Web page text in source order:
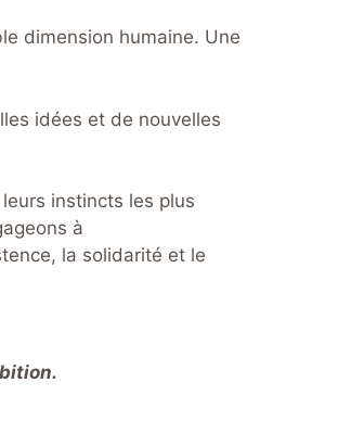
dimension humaine. Une
idées et de nouvelles
instincts les plus
à
la solidarité et le